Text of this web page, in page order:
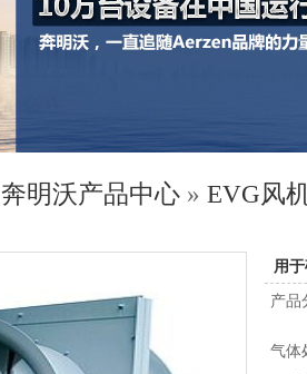
奔明沃产品中心 » EVG风
用
产
气体